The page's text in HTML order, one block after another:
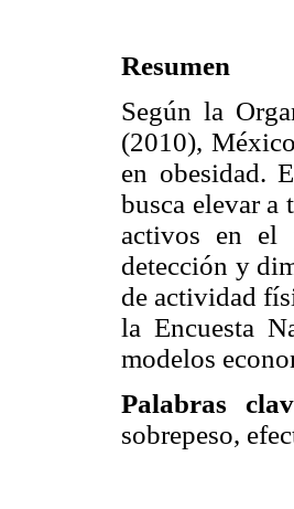
Resumen
Según la
(2010),
en obesidad.
busca elevar a
activos en el
detección y
de actividad
la Encuesta
modelos
Palabras
sobrepeso,